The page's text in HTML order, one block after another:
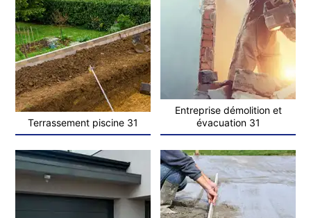
Terrassement piscine 31
Entreprise démolition et
évacuation 31